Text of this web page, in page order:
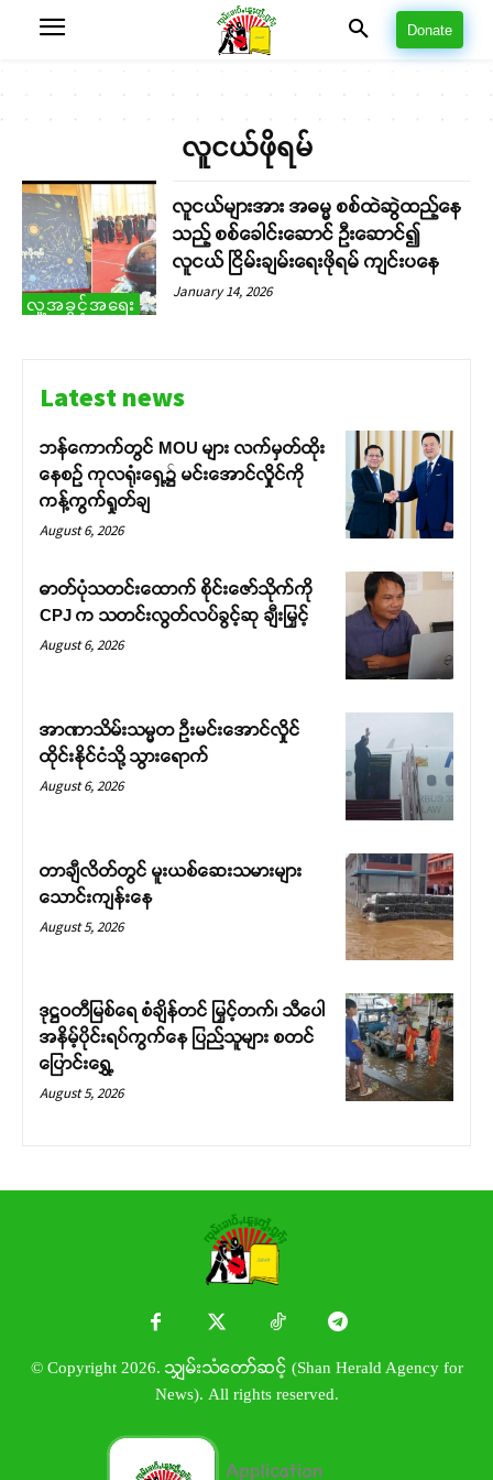
Donate
လူငယ်ဖိုရမ်
လူ့အခွင့်အရေး
လူငယ်များအား အဓမ္မ စစ်ထဲဆွဲထည့်နေ
သည့် စစ်ခေါင်းဆောင် ဦးဆောင်၍
လူငယ် ငြိမ်းချမ်းရေးဖိုရမ် ကျင်းပနေ
January 14, 2026
Latest news
ဘန်ကောက်တွင် MOU များ လက်မှတ်ထိုး
နေစဉ် ကုလရုံးရှေ့၌ မင်းအောင်လှိုင်ကို
ကန့်ကွက်ရှုတ်ချ
August 6, 2026
ဓာတ်ပုံသတင်းထောက် စိုင်းဇော်သိုက်ကို
CPJ က သတင်းလွတ်လပ်ခွင့်ဆု ချီးမြှင့်
August 6, 2026
အာဏာသိမ်းသမ္မတ ဦးမင်းအောင်လှိုင်
ထိုင်းနိုင်ငံသို့ သွားရောက်
August 6, 2026
တာချီလိတ်တွင် မူးယစ်ဆေးသမားများ
သောင်းကျန်းနေ
August 5, 2026
ဒုဋ္ဌဝတီမြစ်ရေ စံချိန်တင် မြှင့်တက်၊ သီပေါ
အနိမ့်ပိုင်းရပ်ကွက်နေ ပြည်သူများ စတင်
ပြောင်းရွှေ့
August 5, 2026
© Copyright 2026. သျှမ်းသံတော်ဆင့် (Shan Herald Agency for
News). All rights reserved.